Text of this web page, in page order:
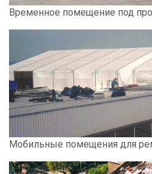
Временное помещение под
Мобильные помещения для